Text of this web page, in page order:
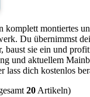
komplett montiertes
Du übernimmst
baust sie ein und
und aktuellem
lass dich kostenlos
20 Artikeln)